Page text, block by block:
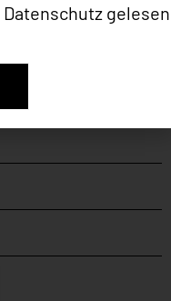
Datenschutz gelesen